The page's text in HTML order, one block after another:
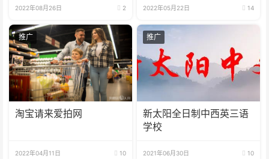
2022年08月26日 2 2022年05月22日 14
推广
淘宝请来爱拍网
2022年04月11日 10
推广
新太阳全日制中西英三语
学校
2021年06月30日 10